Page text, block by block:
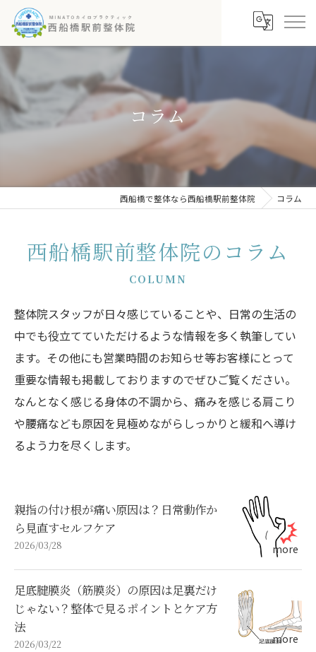
コラム
西船橋で整体なら西船橋駅前整体院 コラム
西船橋駅前整体院のコラム
COLUMN
整体院スタッフが日々感じていることや、日常の生活の
中でも役立てていただけるような情報を多く執筆してい
ます。その他にも営業時間のお知らせ等お客様にとって
重要な情報も掲載しておりますのでぜひご覧ください。
なんとなく感じる身体の不調から、痛みを感じる肩こり
や腰痛なども原因を見極めながらしっかりと緩和へ導け
るよう力を尽くします。
親指の付け根が痛い原因は？日常動作か
ら見直すセルフケア
2026/03/28
足底腱膜炎（筋膜炎）の原因は足裏だけ
じゃない？整体で見るポイントとケア方
法
2026/03/22